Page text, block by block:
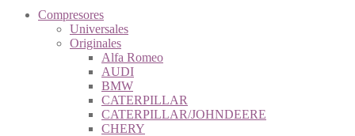
Compresores
Universales
Originales
Alfa Romeo
AUDI
BMW
CATERPILLAR
CATERPILLAR/JOHNDEERE
CHERY